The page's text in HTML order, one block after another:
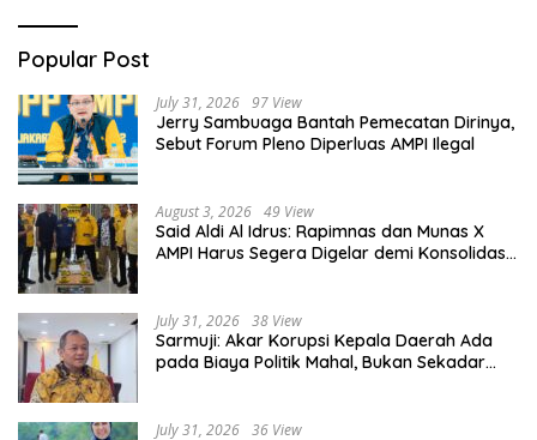
Popular Post
July 31, 2026 97 View
Jerry Sambuaga Bantah Pemecatan Dirinya,
Sebut Forum Pleno Diperluas AMPI Ilegal
August 3, 2026 49 View
Said Aldi Al Idrus: Rapimnas dan Munas X
AMPI Harus Segera Digelar demi Konsolidasi
July 31, 2026 38 View
Sarmuji: Akar Korupsi Kepala Daerah Ada
pada Biaya Politik Mahal, Bukan Sekadar
July 31, 2026 36 View